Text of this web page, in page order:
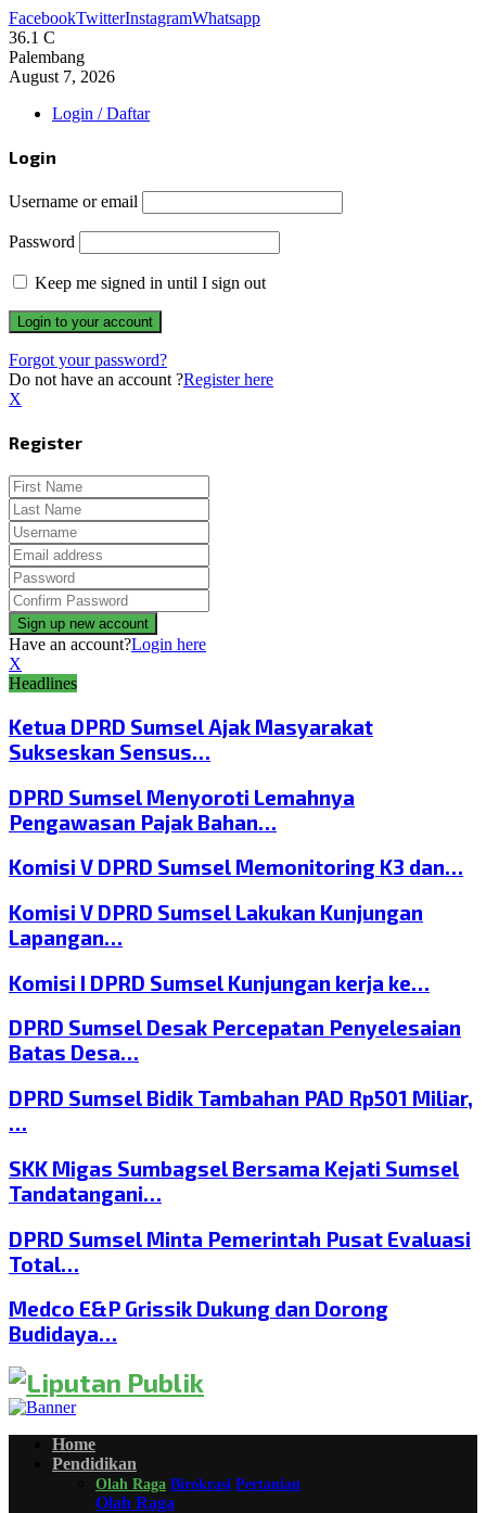
FacebookTwitterInstagramWhatsapp
36.1 C
Palembang
August 7, 2026
Login / Daftar
Login
Username or email
Password
Keep me signed in until I sign out
Forgot your password?
Do not have an account ?Register here
X
Register
Have an account?Login here
X
Headlines
Ketua DPRD Sumsel Ajak Masyarakat
Sukseskan Sensus…
DPRD Sumsel Menyoroti Lemahnya
Pengawasan Pajak Bahan…
Komisi V DPRD Sumsel Memonitoring K3 dan…
Komisi V DPRD Sumsel Lakukan Kunjungan
Lapangan…
Komisi I DPRD Sumsel Kunjungan kerja ke…
DPRD Sumsel Desak Percepatan Penyelesaian
Batas Desa…
DPRD Sumsel Bidik Tambahan PAD Rp501 Miliar,
…
SKK Migas Sumbagsel Bersama Kejati Sumsel
Tandatangani…
DPRD Sumsel Minta Pemerintah Pusat Evaluasi
Total…
Medco E&P Grissik Dukung dan Dorong
Budidaya…
Home
Pendidikan
Olah Raga Birokrasi Pertanian
Olah Raga